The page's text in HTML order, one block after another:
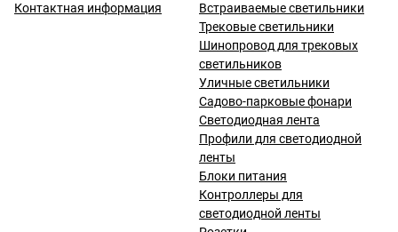
Контактная информация
Встраиваемые светильники
Трековые светильники
Шинопровод для трековых
светильников
Уличные светильники
Садово-парковые фонари
Светодиодная лента
Профили для светодиодной
ленты
Блоки питания
Контроллеры для
светодиодной ленты